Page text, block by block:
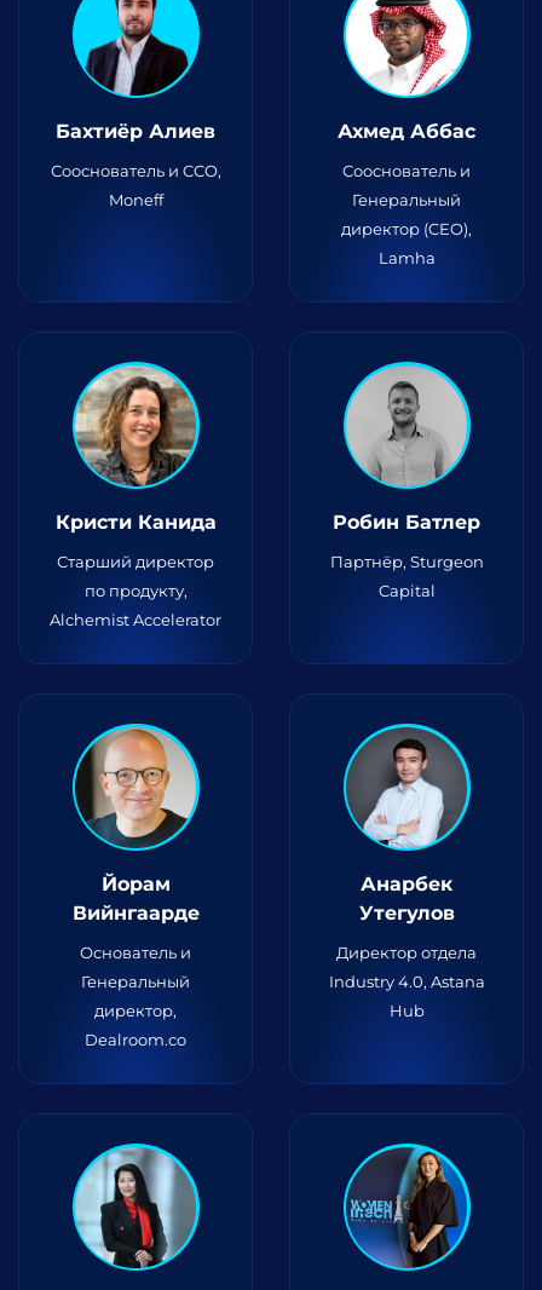
Бахтиёр Алиев
Сооснователь и CCO,
Moneff
Ахмед Аббас
Сооснователь и
Генеральный
директор (CEO),
Lamha
Кристи Канида
Старший директор
по продукту,
Alchemist Accelerator
Робин Батлер
Партнёр, Sturgeon
Capital
Йорам
Вийнгаарде
Основатель и
Генеральный
директор,
Dealroom.co
Анарбек
Утегулов
Директор отдела
Industry 4.0, Astana
Hub